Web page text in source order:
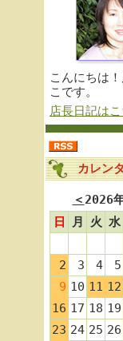
こんにちは
こです。
店長日記は
カレン
＜2026
日
月 火 水
2
3 4 5
9 10 11 12
16 17 18 19
23 24 25 26